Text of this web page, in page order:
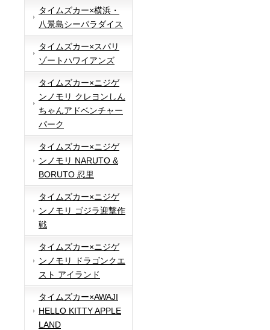
タイムズカー×横浜・
八景島シーパラダイス
タイムズカー×スパリ
ゾートハワイアンズ
タイムズカー×ニジゲ
ンノモリ クレヨンしん
ちゃんアドベンチャー
パーク
タイムズカー×ニジゲ
ンノモリ NARUTO &
BORUTO 忍里
タイムズカー×ニジゲ
ンノモリ ゴジラ迎撃作
戦
タイムズカー×ニジゲ
ンノモリ ドラゴンクエ
スト アイランド
タイムズカー×AWAJI
HELLO KITTY APPLE
LAND